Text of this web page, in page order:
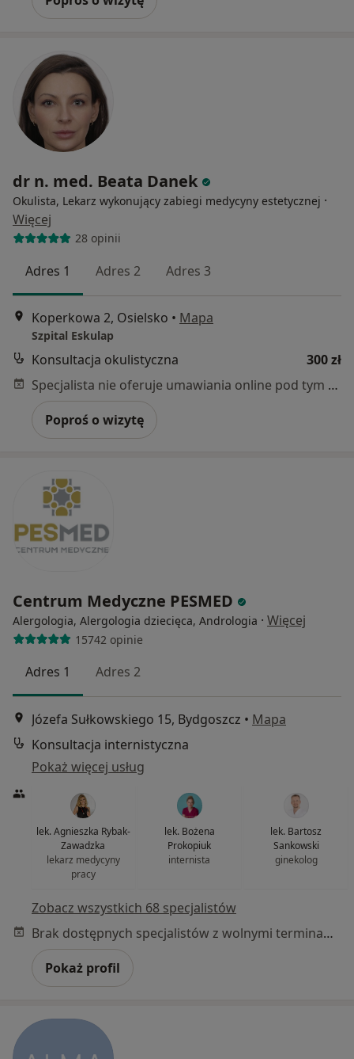
dr n. med. Beata Danek
Okulista, Lekarz wykonujący zabiegi medycyny estetycznej ·
Więcej
28 opinii
Adres 1 Adres 2 Adres 3
Koperkowa 2, Osielsko • Mapa
Szpital Eskulap
Konsultacja okulistyczna
300 zł
Specjalista nie oferuje umawiania online pod tym adresem.
Poproś o wizytę
Centrum Medyczne PESMED
Alergologia, Alergologia dziecięca, Andrologia · Więcej
15742 opinie
Adres 1 Adres 2
Józefa Sułkowskiego 15, Bydgoszcz • Mapa
Konsultacja internistyczna
Pokaż więcej usług
lek. Agnieszka Rybak-
Zawadzka
lekarz medycyny
pracy
lek. Bożena
Prokopiuk
internista
lek. Bartosz
Sankowski
ginekolog
Zobacz wszystkich 68 specjalistów
Brak dostępnych specjalistów z wolnymi terminami w tym centrum medycznym.
Pokaż profil